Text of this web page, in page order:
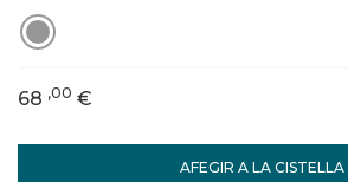
AFEGIR A LA CISTELLA
68 ,00 €